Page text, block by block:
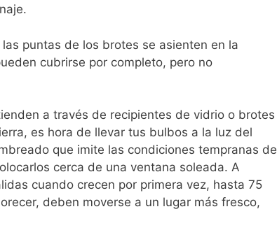
puntas de los brotes se asienten en la
cubrirse por completo, pero no
a través de recipientes de vidrio o brotes
es hora de llevar tus bulbos a la luz del
que imite las condiciones tempranas de
cerca de una ventana soleada. A
cuando crecen por primera vez, hasta 75
deben moverse a un lugar más fresco,